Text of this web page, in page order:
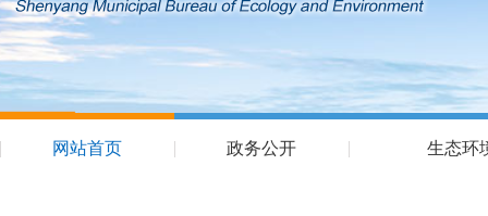
网站首页 政务公开 生态环